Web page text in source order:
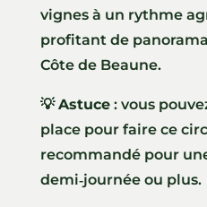
vignes à un rythme
profitant de
Côte de Beaune.
💡Astuce: vous
place pour faire ce
recommandé pour
demi‑journée ou plus.